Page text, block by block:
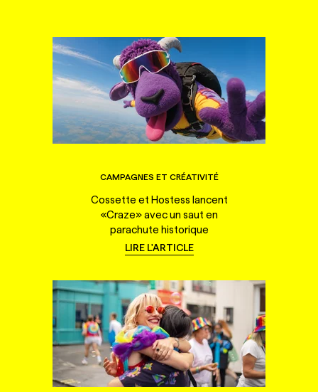
CAMPAGNES ET CRÉATIVITÉ
Cossette et Hostess lancent
«Craze» avec un saut en
parachute historique
LIRE L'ARTICLE